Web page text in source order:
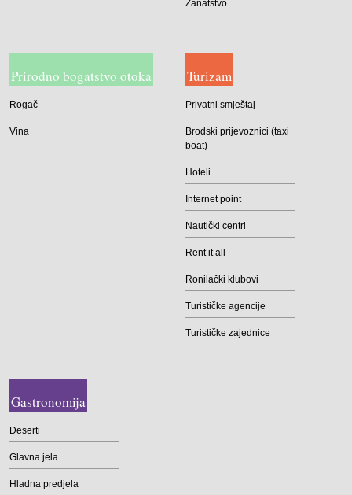
Zanatstvo
Prirodno bogatstvo otoka
Rogač
Vina
Turizam
Privatni smještaj
Brodski prijevoznici (taxi
boat)
Hoteli
Internet point
Nautički centri
Rent it all
Ronilački klubovi
Turističke agencije
Turističke zajednice
Gastronomija
Deserti
Glavna jela
Hladna predjela